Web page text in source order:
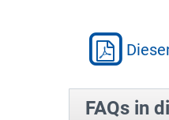
FAQs in